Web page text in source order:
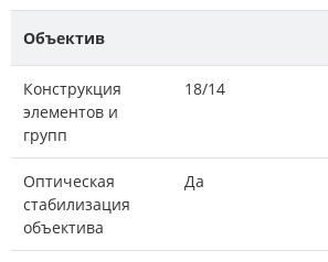
Объектив
Конструкция
элементов и
групп
18/14
Оптическая
стабилизация
объектива
Да